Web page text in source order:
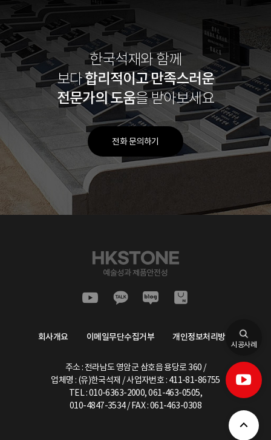
한국석재와 함께
보다합리적이고만족스러운
전문가의 도움을 받아보세요
전화 문의하기
회사개요 이메일무단수집거부 개인정보처리방침
주소 : 전라남도 영암군 삼호읍 용당로 360 /
업체명 : (유)한국석재 / 사업자번호 : 411-81-86755
TEL :010-6363-2000,061-463-0505,
010-4847-3534/ FAX : 061-463-0308
시공사례